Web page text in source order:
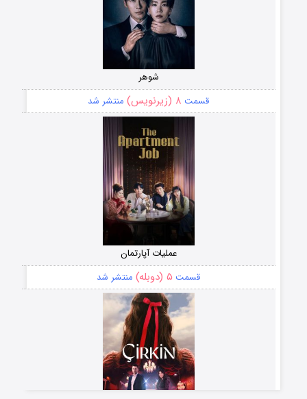
شوهر
قسمت ۸ (زیرنویس) منتشر شد
عملیات آپارتمان
قسمت ۵ (دوبله) منتشر شد